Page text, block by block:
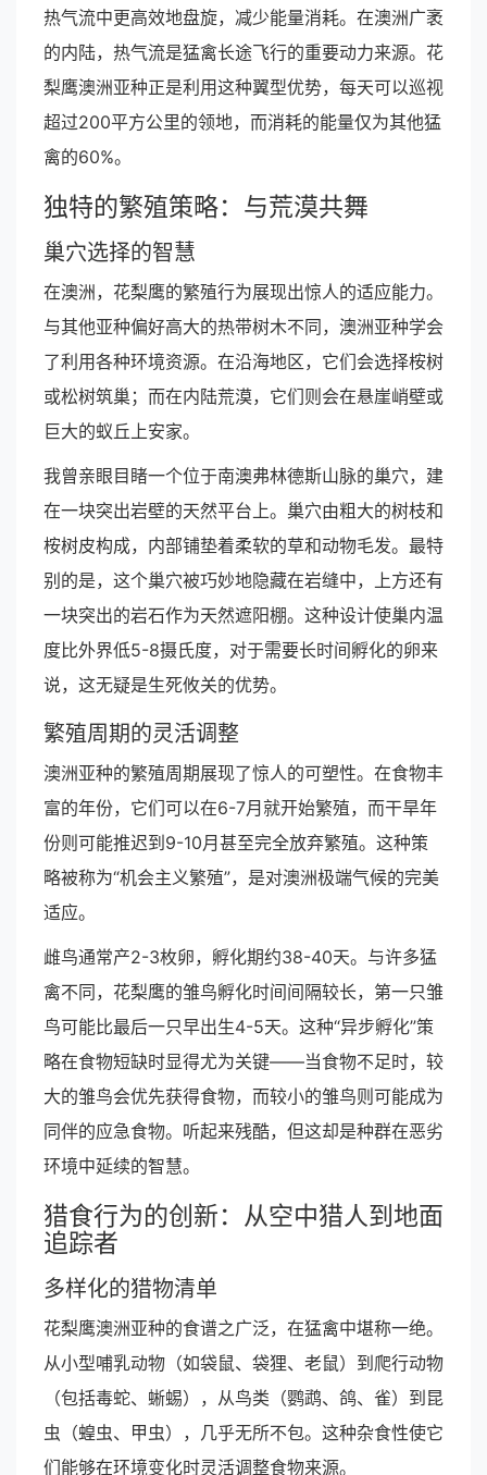
热气流中更高效地盘旋，减少能量消耗。在澳洲广袤
的内陆，热气流是猛禽长途飞行的重要动力来源。花
梨鹰澳洲亚种正是利用这种翼型优势，每天可以巡视
超过200平方公里的领地，而消耗的能量仅为其他猛
禽的60%。
独特的繁殖策略：与荒漠共舞
巢穴选择的智慧
在澳洲，花梨鹰的繁殖行为展现出惊人的适应能力。
与其他亚种偏好高大的热带树木不同，澳洲亚种学会
了利用各种环境资源。在沿海地区，它们会选择桉树
或松树筑巢；而在内陆荒漠，它们则会在悬崖峭壁或
巨大的蚁丘上安家。
我曾亲眼目睹一个位于南澳弗林德斯山脉的巢穴，建
在一块突出岩壁的天然平台上。巢穴由粗大的树枝和
桉树皮构成，内部铺垫着柔软的草和动物毛发。最特
别的是，这个巢穴被巧妙地隐藏在岩缝中，上方还有
一块突出的岩石作为天然遮阳棚。这种设计使巢内温
度比外界低5-8摄氏度，对于需要长时间孵化的卵来
说，这无疑是生死攸关的优势。
繁殖周期的灵活调整
澳洲亚种的繁殖周期展现了惊人的可塑性。在食物丰
富的年份，它们可以在6-7月就开始繁殖，而干旱年
份则可能推迟到9-10月甚至完全放弃繁殖。这种策
略被称为“机会主义繁殖”，是对澳洲极端气候的完美
适应。
雌鸟通常产2-3枚卵，孵化期约38-40天。与许多猛
禽不同，花梨鹰的雏鸟孵化时间间隔较长，第一只雏
鸟可能比最后一只早出生4-5天。这种“异步孵化”策
略在食物短缺时显得尤为关键——当食物不足时，较
大的雏鸟会优先获得食物，而较小的雏鸟则可能成为
同伴的应急食物。听起来残酷，但这却是种群在恶劣
环境中延续的智慧。
猎食行为的创新：从空中猎人到地面
追踪者
多样化的猎物清单
花梨鹰澳洲亚种的食谱之广泛，在猛禽中堪称一绝。
从小型哺乳动物（如袋鼠、袋狸、老鼠）到爬行动物
（包括毒蛇、蜥蜴），从鸟类（鹦鹉、鸽、雀）到昆
虫（蝗虫、甲虫），几乎无所不包。这种杂食性使它
们能够在环境变化时灵活调整食物来源。